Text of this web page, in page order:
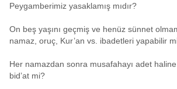
Peygamberimiz yasaklamış mıdır?
On beş yaşını geçmiş ve henüz sünnet
namaz, oruç, Kur’an vs. ibadetleri yapabilir
Her namazdan sonra musafahayı adet
bid’at mi?